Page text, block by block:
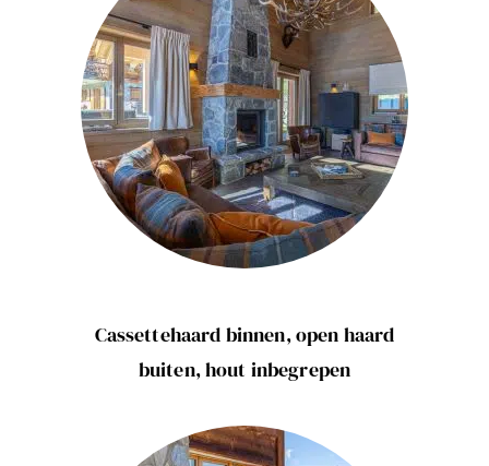
Cassettehaard binnen, open haard
buiten, hout inbegrepen